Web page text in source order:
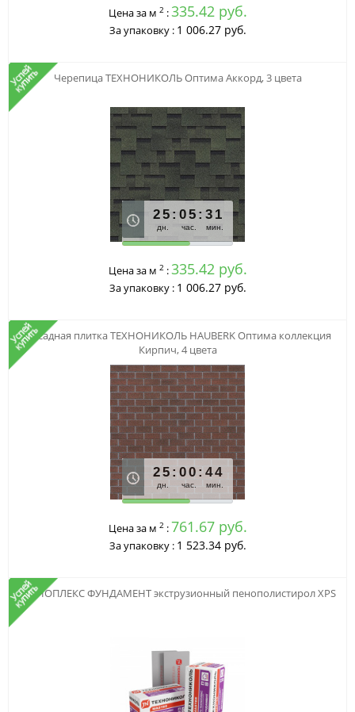
Цена за м 2 :335.42 руб.
За упаковку : 1 006.27 руб.
Черепица ТЕХНОНИКОЛЬ Оптима Аккорд, 3 цвета
25
дн.
: 05
час.
: 31
мин.
Цена за м 2 :335.42 руб.
За упаковку : 1 006.27 руб.
Фасадная плитка ТЕХНОНИКОЛЬ HAUBERK Оптима коллекция
Кирпич, 4 цвета
25
дн.
: 00
час.
: 44
мин.
Цена за м 2 :761.67 руб.
За упаковку : 1 523.34 руб.
ТЕХНОПЛЕКС ФУНДАМЕНТ экструзионный пенополистирол XPS